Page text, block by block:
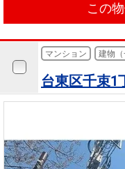
この
マンション 建物（
台東区千束1